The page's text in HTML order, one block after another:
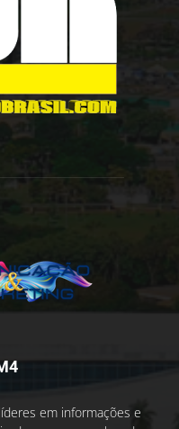
em informações e